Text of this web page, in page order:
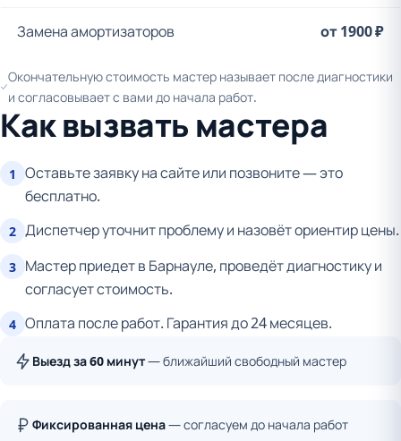
Замена амортизаторов от 1900 ₽
Окончательную стоимость мастер называет после диагностики
и согласовывает с вами до начала работ.
Как вызвать мастера
1
Оставьте заявку на сайте или позвоните — это
бесплатно.
2 Диспетчер уточнит проблему и назовёт ориентир цены.
3 Мастер приедет в Барнауле, проведёт диагностику и
согласует стоимость.
4 Оплата после работ. Гарантия до 24 месяцев.
Выезд за 60 минут— ближайший свободный мастер
Фиксированная цена— согласуем до начала работ